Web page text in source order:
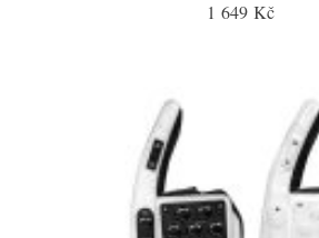
1 649 Kč